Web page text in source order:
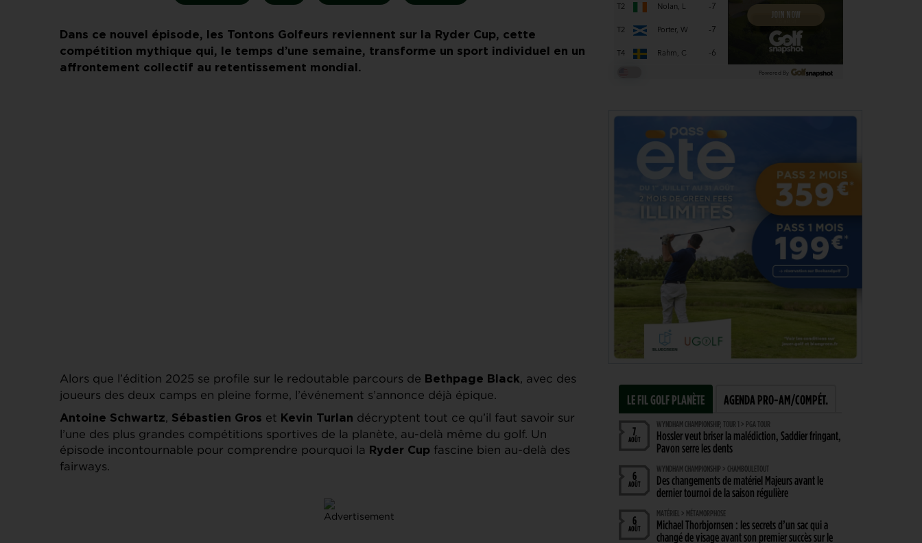
Dans ce nouvel épisode, les Tontons Golfeurs reviennent sur la Ryder Cup, cette
compétition mythique qui, le temps d’une semaine, transforme un sport individuel en un
affrontement collectif au retentissement mondial.
Alors que l’édition 2025 se profile sur le redoutable parcours de Bethpage Black, avec des
joueurs des deux camps en pleine forme, l’événement s’annonce déjà épique.
Antoine Schwartz, Sébastien Gros et Kevin Turlan décryptent tout ce qu’il faut savoir sur
l’une des plus grandes compétitions sportives de la planète, au-delà même du golf. Un
épisode incontournable pour comprendre pourquoi la
Ryder Cup fascine bien au-delà des
fairways.
LE FIL GOLF PLANÈTE AGENDA PRO-AM/COMPÉT.
7
AOÛT
WYNDHAM CHAMPIONSHIP, TOUR 1 > PGA TOUR
Hossler veut briser la malédiction, Saddier fringant,
Pavon serre les dents
6
AOÛT
WYNDHAM CHAMPIONSHIP > CHAMBOULETOUT
Des changements de matériel Majeurs avant le
dernier tournoi de la saison régulière
6
AOÛT
MATÉRIEL > MÉTAMORPHOSE
Michael Thorbjornsen : les secrets d’un sac qui a
changé de visage avant son premier succès sur le